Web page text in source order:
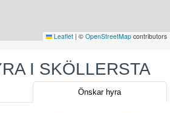
Leaflet | © OpenStreetMap contributors
I SKÖLLERSTA
Önskar hyra